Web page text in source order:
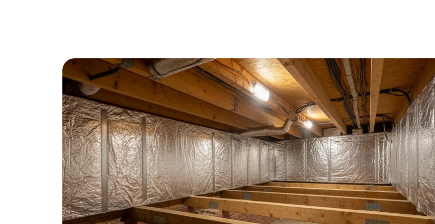
Woon je in een oudere woning in Nijmegen en voel je letterlijk de kou door je vloer kruipen?
Kruipruimte-isolatie is dé oplossing voor koude voeten én een hoge energierekening. Met
besparingen tot €300 per jaar en subsidies van €500-700 verdien je je investering binnen 4 jaar
terug.
Waarom kiezen voor kruipruimte-isolatie in
Nijmegen?